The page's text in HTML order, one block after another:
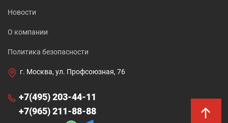
Новости
О компании
Политика безопасности
г. Москва, ул. Профсоюзная, 76
+7(495) 203-44-11
+7(965) 211-88-88